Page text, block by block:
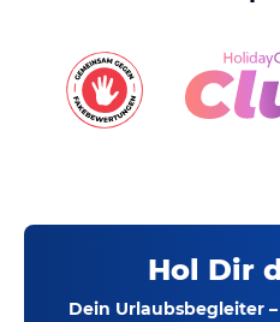
Hol Dir
Dein Urlaubsbegleiter